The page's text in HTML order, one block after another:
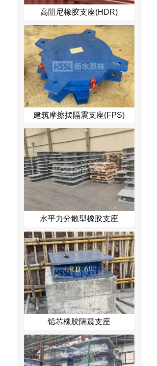
高阻尼橡胶支座(HDR)
建筑摩擦摆隔震支座(FPS)
水平力分散型橡胶支座
铅芯橡胶隔震支座